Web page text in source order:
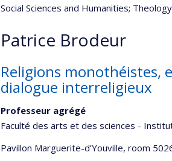
Social Sciences and Humanities;
Patrice Brodeur
Religions monothéistes,
dialogue interreligieux
Professeur agrégé
Faculté des arts et des sciences -
Pavillon Marguerite-d’Youville, room